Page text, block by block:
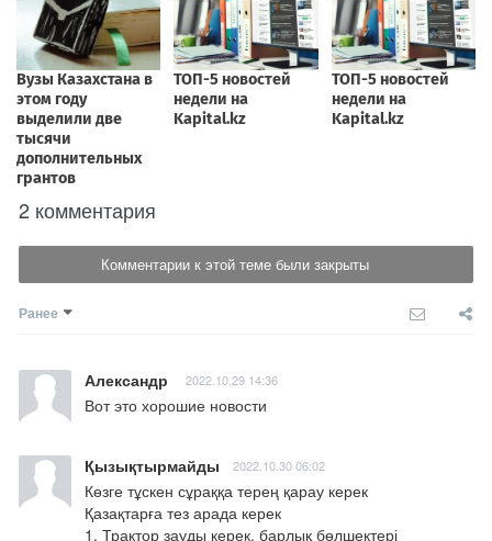
2 комментария
Комментарии к этой теме были закрыты
Ранее
Александр 2022.10.29 14:36
Вот это хорошие новости
Қызықтырмайды 2022.10.30 06:02
Көзге тұскен сұраққа терең қарау керек
Қазақтарға тез арада керек
1. Трактор зауды керек, барлық бөлшектері